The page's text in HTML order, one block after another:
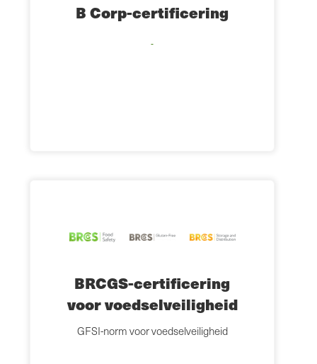
B Corp-certificering
BRCGS-certificering
voor voedselveiligheid
GFSI-norm voor voedselveiligheid